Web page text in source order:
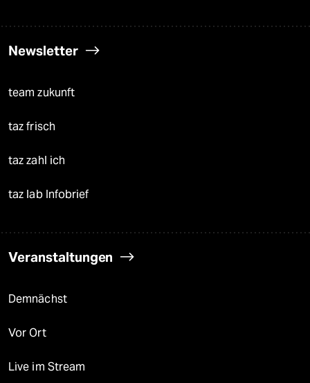
Newsletter
team zukunft
taz frisch
taz zahl ich
taz lab Infobrief
Veranstaltungen
Demnächst
Vor Ort
Live im Stream